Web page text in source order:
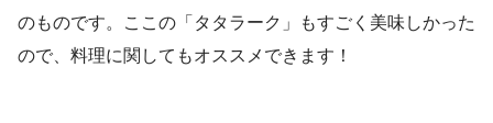
のものです。ここの「タタラーク」もすごく美味しかった
ので、料理に関してもオススメできます！